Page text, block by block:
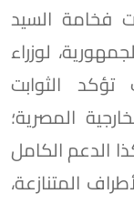
فخامة السيد
لوزراء
تؤكد الثوابت
المصرية؛
الدعم الكامل
المتنازعة،